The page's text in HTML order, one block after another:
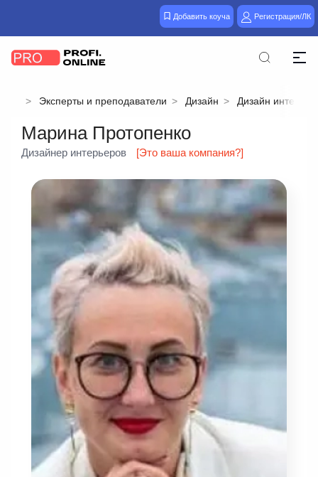
Добавить коуча Регистрация/ЛК
Эксперты и преподаватели Дизайн Дизайн
Марина Протопенко
Дизайнер интерьеров [Это ваша компания?]